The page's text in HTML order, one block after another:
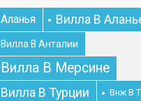
Аланья Вилла В
Вилла В Анталии
Вилла В Мерсине
Вилла В Турции Внж В